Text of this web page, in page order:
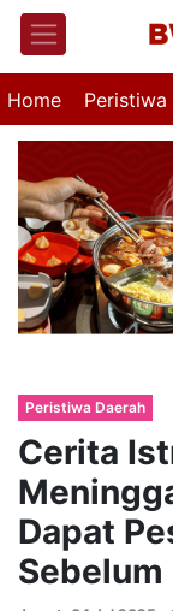
Home Peristiwa
Peristiwa Daerah
Cerita
Dapat
Sebelum